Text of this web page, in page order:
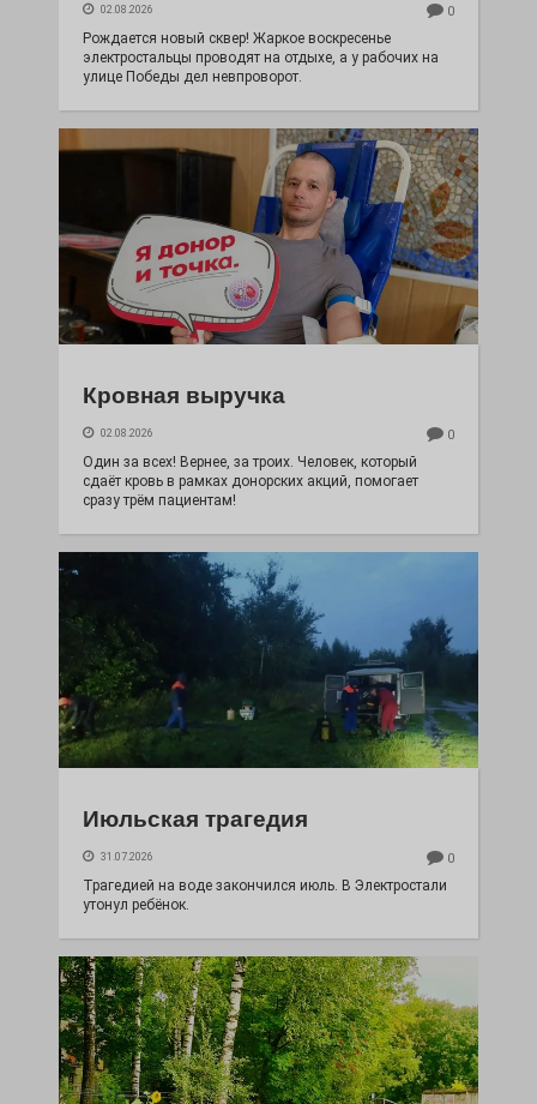
02.08.2026 0
Рождается новый сквер! Жаркое воскресенье
электростальцы проводят на отдыхе, а у рабочих на
улице Победы дел невпроворот.
Кровная выручка
02.08.2026 0
Один за всех! Вернее, за троих. Человек, который
сдаёт кровь в рамках донорских акций, помогает
сразу трём пациентам!
Июльская трагедия
31.07.2026 0
Трагедией на воде закончился июль. В Электростали
утонул ребёнок.